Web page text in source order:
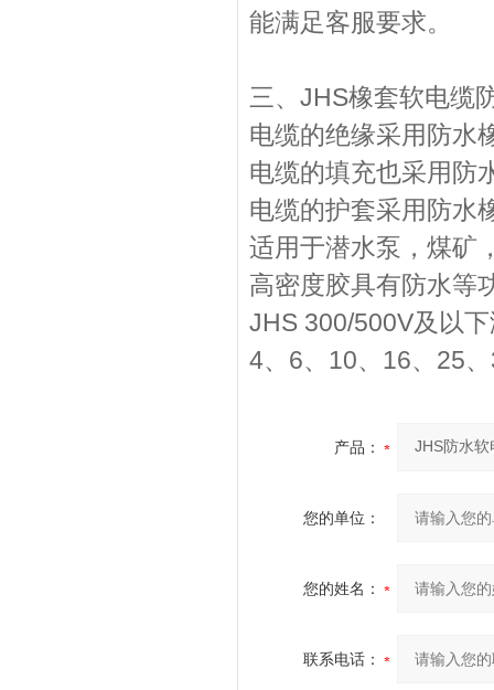
能满足客服要求。
三、JHS橡套软电缆
电缆的绝缘采用防水
电缆的填充也采用防
电缆的护套采用防水
适用于潜水泵，煤矿
高密度胶具有防水等
JHS 300/500V及以
4、6、10、16、25
产品：
您的单位：
您的姓名：
联系电话：